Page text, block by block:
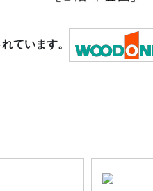
ています。